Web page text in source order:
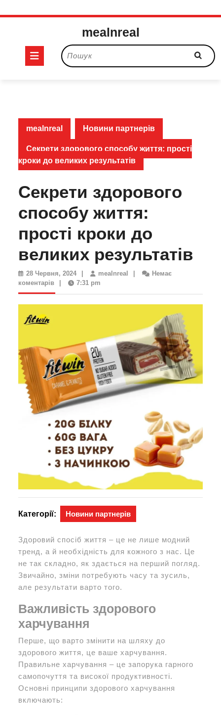
Перейти
mealnreal
Кнопка
Пошук:
mealnreal Новини партнерів
Секрети здорового способу життя: прості
кроки до великих результатів
Секрети здорового
способу життя:
прості кроки до
великих результатів
28 Червня, 202428
Червня,
mealnreal mealnrealНемає
коментарів
7:31 pm
Категорії: Новини партнерів
Здоровий спосіб життя – це не лише модний
тренд, а й необхідність для кожного з нас. Це
не так складно, як здається на перший погляд.
Звичайно, зміни потребують часу та зусиль,
але результати варто того.
Важливість здорового
харчування
Перше, що варто змінити на шляху до
здорового життя, це ваше харчування.
Правильне харчування – це запорука гарного
самопочуття та високої продуктивності.
Основні принципи здорового харчування
включають: